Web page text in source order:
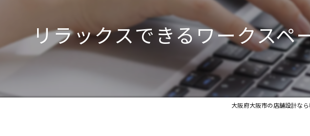
リラックスできるワークスペ
大阪府大阪市の店舗設計な